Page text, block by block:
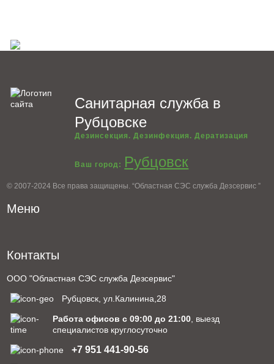
Санитарная служба в
Рубцовске
Дезинсекция. Дезинфекция. Дератизация
Ваш город: Рубцовск
© 2007-2024 Все права защищены. “Областная СЭС служба Дезсервис ”
Меню
Контакты
ООО "Областная СЭС служба Дезсервис"
Рубцовск, ул.Калинина,28
Работа офисов с 09:00 до 21:00 , выезд
специалистов круглосуточно
+7 951 441-90-56